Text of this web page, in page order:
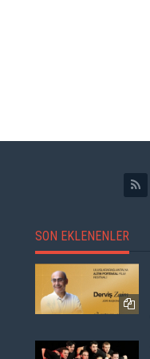
SON EKLENENLER